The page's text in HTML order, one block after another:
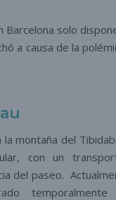
Barcelona solo
a causa de la
la montaña del
con un
del paseo.